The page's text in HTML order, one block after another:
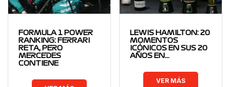
FORMULA 1 POWER
RANKING: FERRARI
RETA, PERO
MERCEDES
CONTIENE
LEWIS HAMILTON: 20
MOMENTOS
ICÓNICOS EN SUS 20
AÑOS EN…
VER MÁS